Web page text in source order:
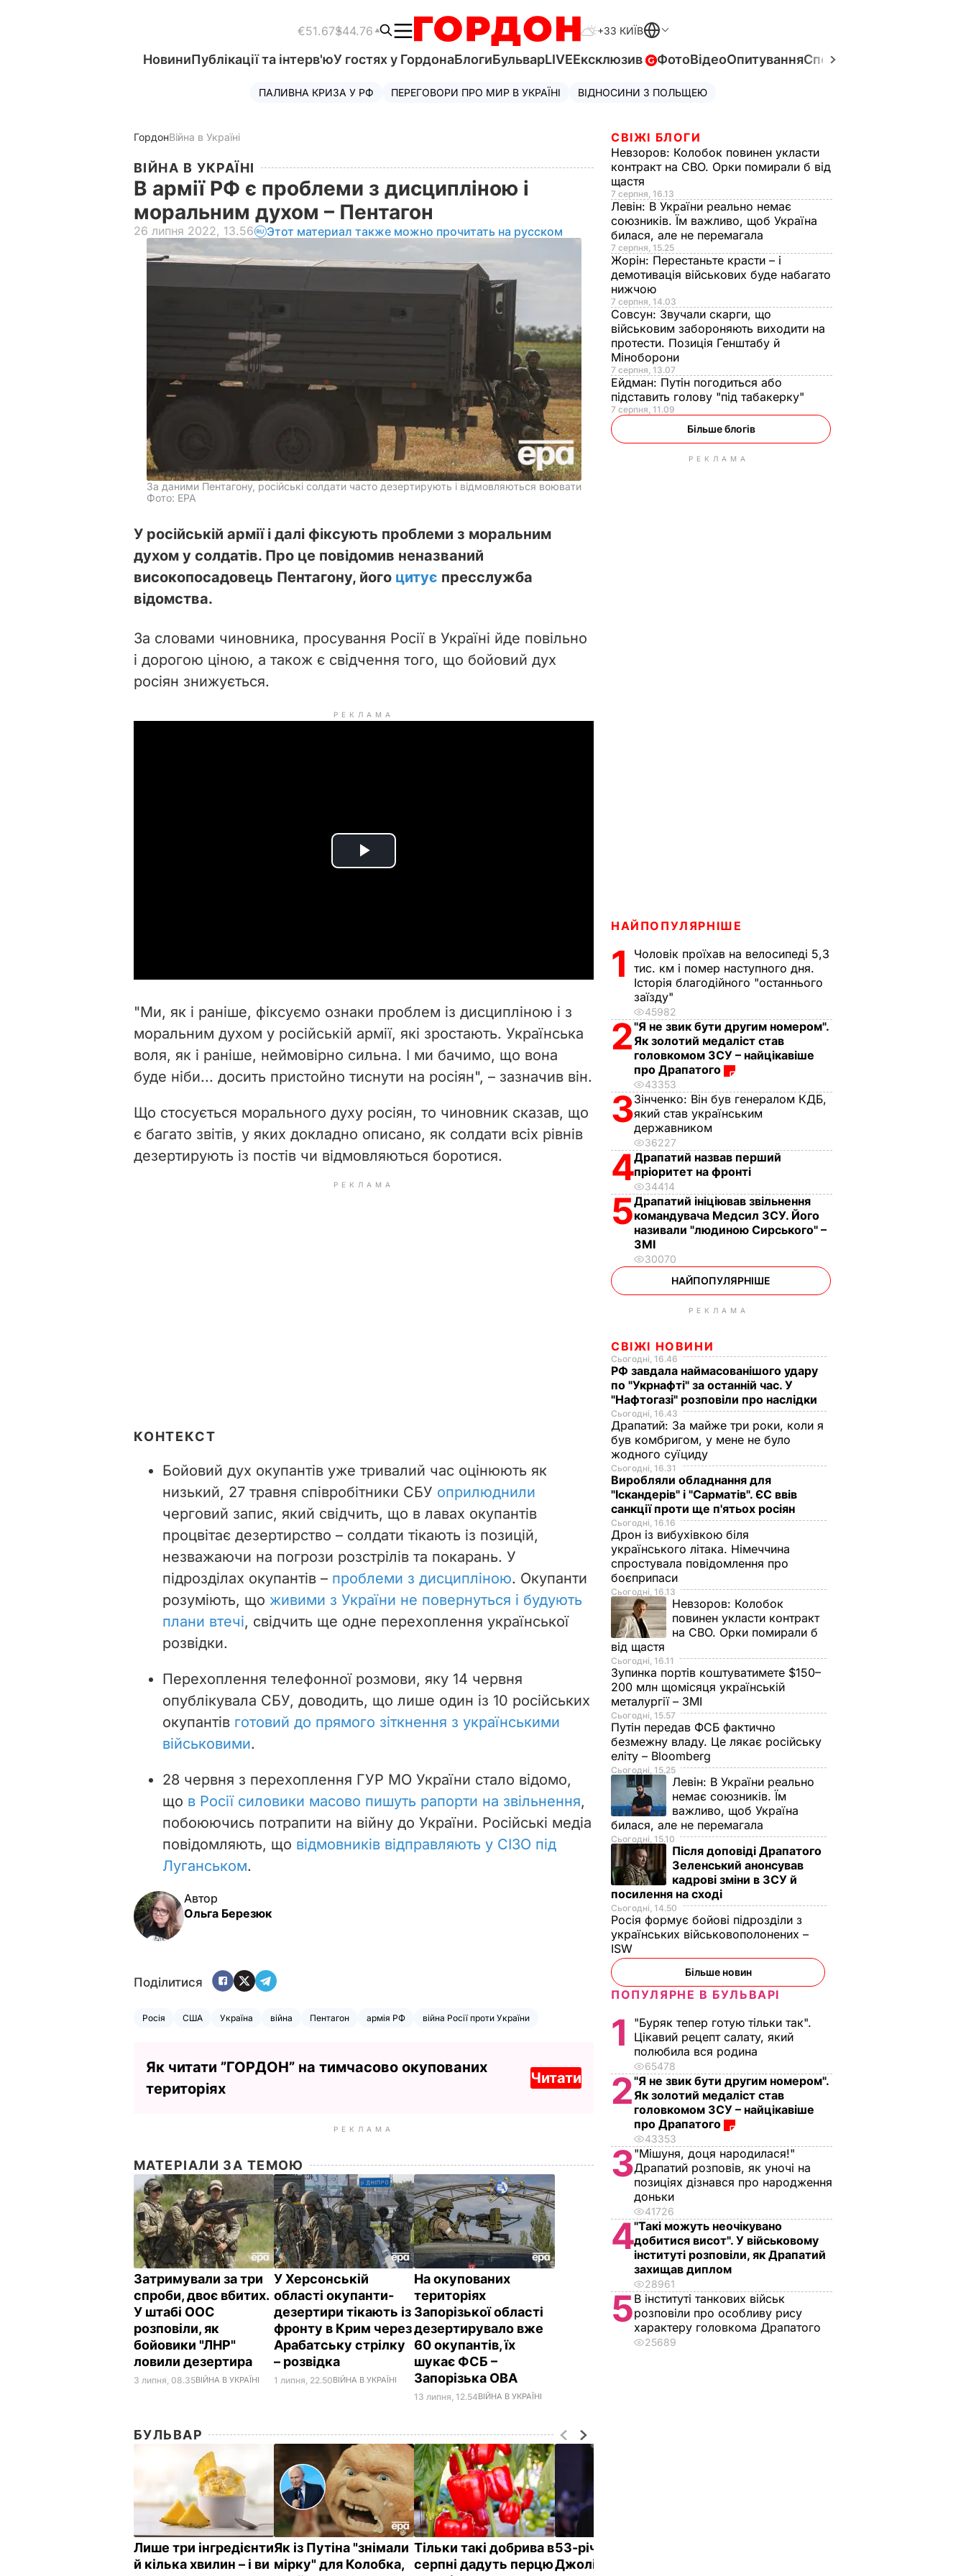
€51.67$44.76 +33 КИЇВ
НовиниПублікації та інтерв'юУ гостях у ГордонаБлогиБульварLIVEЕксклюзив ФотоВідеоОпитуванняСпецпроєкти
ПАЛИВНА КРИЗА У РФ ПЕРЕГОВОРИ ПРО МИР В УКРАЇНІ ВІДНОСИНИ З ПОЛЬЩЕЮ
ГордонВійна в Україні
ВІЙНА В УКРАЇНІ
В армії РФ є проблеми з дисципліною і
моральним духом – Пентагон
26 липня 2022, 13.56 Этот материал также можно прочитать на русском
За даними Пентагону, російські солдати часто дезертирують і відмовляються воювати
Фото: EPA
У російській армії і далі фіксують проблеми з моральним
духом у солдатів. Про це повідомив неназваний
високопосадовець Пентагону, його цитує пресслужба
відомства.
За словами чиновника, просування Росії в Україні йде повільно
і дорогою ціною, а також є свідчення того, що бойовий дух
росіян знижується.
РЕКЛАМА
P
i
d
o
"Ми, як і раніше, фіксуємо ознаки проблем із дисципліною і з
моральним духом у російській армії, які зростають. Українська
воля, як і раніше, неймовірно сильна. І ми бачимо, що вона
буде ніби... досить пристойно тиснути на росіян", – зазначив він.
Що стосується морального духу росіян, то чиновник сказав, що
є багато звітів, у яких докладно описано, як солдати всіх рівнів
дезертирують із постів чи відмовляються боротися.
РЕКЛАМА
КОНТЕКСТ
Бойовий дух окупантів уже тривалий час оцінюють як
низький, 27 травня співробітники СБУ оприлюднили
черговий запис, який свідчить, що в лавах окупантів
процвітає дезертирство – солдати тікають із позицій,
незважаючи на погрози розстрілів та покарань. У
підрозділах окупантів – проблеми з дисципліною. Окупанти
розуміють, що живими з України не повернуться і будують
плани втечі, свідчить ще одне перехоплення української
розвідки.
Перехоплення телефонної розмови, яку 14 червня
опублікувала СБУ, доводить, що лише один із 10 російських
окупантів готовий до прямого зіткнення з українськими
військовими.
28 червня з перехоплення ГУР МО України стало відомо,
що в Росії силовики масово пишуть рапорти на звільнення,
побоюючись потрапити на війну до України. Російські медіа
повідомляють, що відмовників відправляють у СІЗО під
Луганськом.
Автор
Ольга Березюк
Поділитися
Росія США Україна війна Пентагон армія РФ війна Росії проти України
Як читати ”ГОРДОН” на тимчасово окупованих
територіях
Читати
РЕКЛАМА
МАТЕРІАЛИ ЗА ТЕМОЮ
Затримували за три
спроби, двоє вбитих.
У штабі ООС
розповіли, як
бойовики "ЛНР"
ловили дезертира
3 липня, 08.35ВІЙНА В УКРАЇНІ
У Херсонській
області окупанти-
дезертири тікають із
фронту в Крим через
Арабатську стрілку
– розвідка
1 липня, 22.50ВІЙНА В УКРАЇНІ
На окупованих
територіях
Запорізької області
дезертирувало вже
60 окупантів, їх
шукає ФСБ –
Запорізька ОВА
13 липня, 12.54ВІЙНА В УКРАЇНІ
БУЛЬВАР
Лише три інгредієнти
й кілька хвилин – і ви
Як із Путіна "знімали
мірку" для Колобка,
Тільки такі добрива в
серпні дадуть перцю
53-річний брат
Джолі заявив про
СВІЖІ БЛОГИ
Невзоров: Колобок повинен укласти
контракт на СВО. Орки помирали б від
щастя
7 серпня, 16.13
Левін: В України реально немає
союзників. Їм важливо, щоб Україна
билася, але не перемагала
7 серпня, 15.25
Жорін: Перестаньте красти – і
демотивація військових буде набагато
нижчою
7 серпня, 14.03
Совсун: Звучали скарги, що
військовим забороняють виходити на
протести. Позиція Генштабу й
Міноборони
7 серпня, 13.07
Ейдман: Путін погодиться або
підставить голову "під табакерку"
7 серпня, 11.09
Більше блогів
РЕКЛАМА
НАЙПОПУЛЯРНІШЕ
1
Чоловік проїхав на велосипеді 5,3
тис. км і помер наступного дня.
Історія благодійного "останнього
заїзду"
45982
2"Я не звик бути другим номером".
Як золотий медаліст став
головкомом ЗСУ – найцікавіше
про Драпатого
43353
3Зінченко: Він був генералом КДБ,
який став українським
державником
36227
4Драпатий назвав перший
пріоритет на фронті
34414
5Драпатий ініціював звільнення
командувача Медсил ЗСУ. Його
називали "людиною Сирського" –
ЗМІ
30070
НАЙПОПУЛЯРНІШЕ
РЕКЛАМА
СВІЖІ НОВИНИ
Сьогодні, 16.46
РФ завдала наймасованішого удару
по "Укрнафті" за останній час. У
"Нафтогазі" розповіли про наслідки
Сьогодні, 16.43
Драпатий: За майже три роки, коли я
був комбригом, у мене не було
жодного суїциду
Сьогодні, 16.31
Виробляли обладнання для
"Іскандерів" і "Сарматів". ЄС ввів
санкції проти ще п'ятьох росіян
Сьогодні, 16.16
Дрон із вибухівкою біля
українського літака. Німеччина
спростувала повідомлення про
боєприпаси
Сьогодні, 16.13
Невзоров: Колобок
повинен укласти контракт
на СВО. Орки помирали б
від щастя
Сьогодні, 16.11
Зупинка портів коштуватимете $150–
200 млн щомісяця українській
металургії – ЗМІ
Сьогодні, 15.57
Путін передав ФСБ фактично
безмежну владу. Це лякає російську
еліту – Bloomberg
Сьогодні, 15.25
Левін: В України реально
немає союзників. Їм
важливо, щоб Україна
билася, але не перемагала
Сьогодні, 15.10
Після доповіді Драпатого
Зеленський анонсував
кадрові зміни в ЗСУ й
посилення на сході
Сьогодні, 14.50
Росія формує бойові підрозділи з
українських військовополонених –
ISW
Більше новин
ПОПУЛЯРНЕ В БУЛЬВАРІ
1
"Буряк тепер готую тільки так".
Цікавий рецепт салату, який
полюбила вся родина
65478
2"Я не звик бути другим номером".
Як золотий медаліст став
головкомом ЗСУ – найцікавіше
про Драпатого
43353
3"Мішуня, доця народилася!"
Драпатий розповів, як уночі на
позиціях дізнався про народження
доньки
41726
4"Такі можуть неочікувано
добитися висот". У військовому
інституті розповіли, як Драпатий
захищав диплом
28961
5В інституті танкових військ
розповіли про особливу рису
характеру головкома Драпатого
25689